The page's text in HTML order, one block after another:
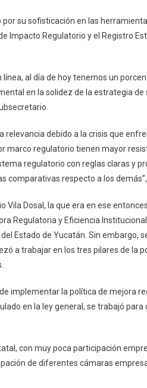
su sofisticación en las
Impacto Regulatorio y el Registro
al día de hoy tenemos un
en la solidez de la estrategia de
debido a la crisis que
marco regulatorio tienen mayor
regulatorio con reglas claras y
comparativas respecto a los
Vila Dosal, la que era en ese
Regulatoria y Eficiencia
Estado de Yucatán. Sin embargo,
a trabajar en los tres pilares de la
implementar la política de mejora
en la ley general, se trabajó
con muy poca participación
de diferentes cámaras